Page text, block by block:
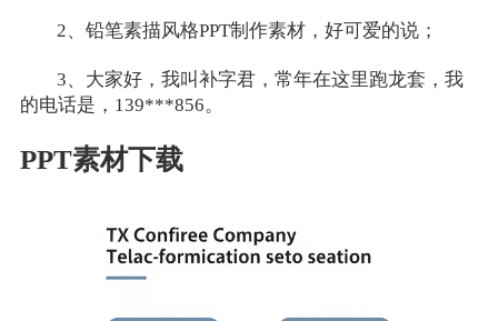
2、铅笔素描风格PPT制作素材，好可爱的说；
3、大家好，我叫补字君，常年在这里跑龙套，我
的电话是，139***856。
PPT素材下载